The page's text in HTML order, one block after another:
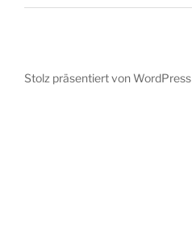
Stolz präsentiert von WordPress